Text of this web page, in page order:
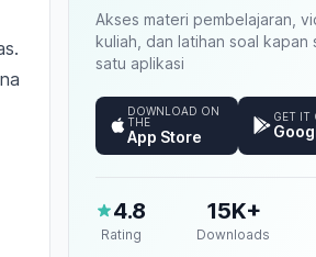
Akses materi pembelajaran,
kuliah, dan latihan soal kapan
satu aplikasi
DOWNLOAD ON
THE
App Store
GET IT
4.8
Rating
15K+
Downloads